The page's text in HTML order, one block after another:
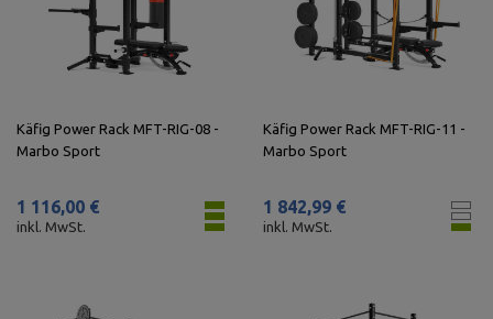
Käfig Power Rack MFT-RIG-08 -
Marbo Sport
1 116,00 €
inkl. MwSt.
Käfig Power Rack MFT-RIG-11 -
Marbo Sport
1 842,99 €
inkl. MwSt.